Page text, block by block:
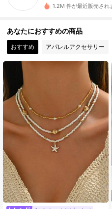
4.92 36K フォロワー
36K フォロワー
36K フォロワー
4.92 36K フォロワー
36K フォロワー
4.92 36K フォロワー
1.2M 件が最近販売され
あなたにおすすめの商品
おすすめ アパレルアクセサリー